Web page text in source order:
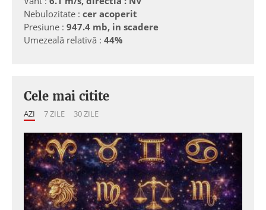
Nebulozitate : cer acoperit
Presiune : 947.4 mb, in scadere
Umezeală relativă : 44%
Cele mai citite
AZI 7 ZILE 30 ZILE